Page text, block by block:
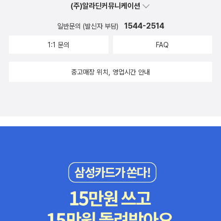
별히 더 많은 것은 아닐 것이다. 그렇게 믿는다면 그건 당신이 ‘가르치
는 일’을 모르거나 ‘별 것 아닌 일’로 취급하기 때문은 아닌지 다시 생
고 있다면 교육변화는 아예 시도하지 말아야 한다. 교사를 “성인답
것은 조직 전체를 바꾸는 것이다. 이를 위해 학습조직으로의 변화가
해주고 있다. 수업의 질도 교사 개인의 과업이 아니라 집단의 과업인
실행할 수 있는 것으로 여겨서는 곤란하다고 말한다. 학교문화를 만
들고 시스템이 변화되는 것은 아주 자연스러운 과정이어야 하기 때문
함께 풀란이 개척한 길을 걷기를 제안한다. 함께 기본전제를 충족시
킴으로써 다음 개혁을 위한 동력원을 얻기를 바란다. 아직까지 책의
시나리오지만 무리라면 자신에게 해당되는 부분만 읽어도 충분한 위
부 혹은 3부에서 자기가 속한 집단을 선택해서 보는 걸 추천한다.) 서
택, 그리고 실행과 지속이라는 후속 단계에 관련된 주요 요소들을 살
화를 계획할 때 수반되는 복잡한 이슈와 이러한 교육변화에 어떻게
대응할지에 대해 깊이 살펴봅니다.2부의 6장 '교사'에서는 교사들이
제 중 하나일 뿐임을 보여줍니다. 7장 '교장'에서 '학습 선도자'로서
하고, 변화로의 구체적인 방안을 살펴보는 것이 흥미롭습니다. 3부
어떻게 서로 협력해서 배워나갈 수 있는지를 포함해서 몇 가지 사례
연구를 제시합니다. 11장 '정부'에서는 성공적인 개혁에 대한 이슈들
을 평가하고 정부가 취할 수 있는 조치의 가이드라인을 제시합니다. 1
2장 '교직과 그 리더들'에서는 행정가들을 포함한 교직 전반에 관하여
효과로 인해 부정적 결과가 나타났음을 강조하고 이를 해결하기 위한
방법을 제시하였음에 있다. 책을 완독하는 것이 어려울 정도로 번역
이 다소 부족했다는 점이 아쉽다. 그렇기 때문에 이전에 읽었던 내용
다. 그렇지만 기존의 책들과 대비되는 내용이 유익했다고 본다.
공사례를 인용한 경우는 많지만 실패사례를 나열한 책은 보기 어렵
다. 그런데 사람들은 이런 이야기를 보고 싶어 한다. 다른 사람의 실패
이 책은 교육관계자나 학부모들이 볼만한 책이라고 생각한다. 이 사
로운 출발을 할 수 있고, 학부형이라면 어떻게 학교 개혁에 도움을 줄
간의 소통을 조율해야 한다는 의견에 동의한다.우리나라 교사들은 엘
리트 출신인 경우가 많다. 학교 성적이 상위권이었던 사람들이 임용
만 다닌 교사들이 대부분이다. 이런 사람들이 사회의 변화를 체험하
기보다 책으로 접하게 된다. 학교개혁을 위해서 교사나 교장 선생님
(주)알라딘커뮤니케이션
일반문의 (발신자 부담) 1544-2514
1:1 문의 FAQ
중고매장 위치, 영업시간 안내